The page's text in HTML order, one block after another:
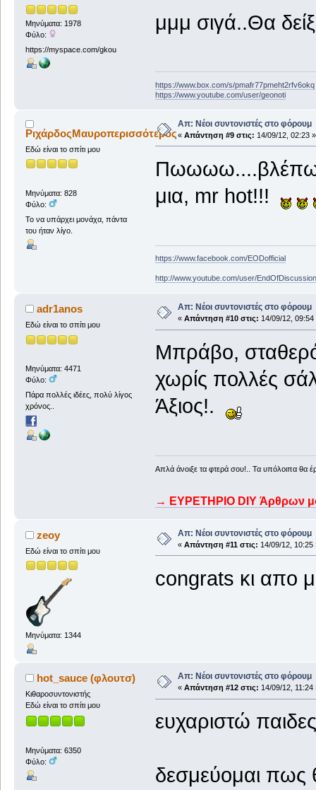
Μηνύματα: 1978
Φύλο:
https://myspace.com/gkou
μμμ σιγά..Θα
https://www.box.com/s/pmafr77pmeht2rfv6okq
https://www.youtube.com/user/geonoti
ΡιχάρδοςΜαυροπερισσότερος
Εδώ είναι το σπίτι μου
Μηνύματα: 828
Φύλο:
Το να υπάρχει μονάχα, πάντα
του ήταν λίγο.
Απ: Νέοι συντονιστές στο φόρουμ
« Απάντηση #9 στις: 14/09/12, 02:23 »
Πωωωω....βλέπω
μια, mr hot!!!
https://www.facebook.com/EODofficial
http://www.youtube.com/user/
adr1anos
Εδώ είναι το σπίτι μου
Μηνύματα: 4471
Φύλο:
Πάρα πολλές ιδέες, πολύ λίγος
χρόνος..
Απ: Νέοι συντονιστές στο φόρουμ
« Απάντηση #10 στις: 14/09/12, 09:54
Μπράβο,
χωρίς πολλές
Άξιος!.
Απλά άνοιξε τα φτερά σου!.. Τα υπόλοιπα θα
→ ΕΥΡΕΤΗΡΙΟ DIY Άρθρων
zeoy
Εδώ είναι το σπίτι μου
Μηνύματα: 1344
Απ: Νέοι συντονιστές στο φόρουμ
« Απάντηση #11 στις: 14/09/12, 10:25
congrats κι απο
hot_sauce (φλουτσ)
Κιθαροσυντονιστής
Εδώ είναι το σπίτι μου
Μηνύματα: 6350
Φύλο:
Απ: Νέοι συντονιστές στο φόρουμ
« Απάντηση #12 στις: 14/09/12, 11:24
ευχαριστώ
δεσμεύομαι πως